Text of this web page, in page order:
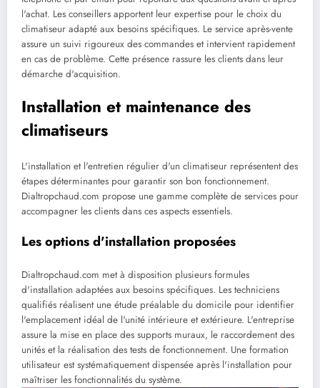
l'achat. Les conseillers apportent leur expertise pour le choix du
climatiseur adapté aux besoins spécifiques. Le service après-vente
assure un suivi rigoureux des commandes et intervient rapidement
en cas de problème. Cette présence rassure les clients dans leur
démarche d'acquisition.
Installation et maintenance des
climatiseurs
L'installation et l'entretien régulier d'un climatiseur représentent des
étapes déterminantes pour garantir son bon fonctionnement.
Dialtropchaud.com propose une gamme complète de services pour
accompagner les clients dans ces aspects essentiels.
Les options d'installation proposées
Dialtropchaud.com met à disposition plusieurs formules
d'installation adaptées aux besoins spécifiques. Les techniciens
qualifiés réalisent une étude préalable du domicile pour identifier
l'emplacement idéal de l'unité intérieure et extérieure. L'entreprise
assure la mise en place des supports muraux, le raccordement des
unités et la réalisation des tests de fonctionnement. Une formation
utilisateur est systématiquement dispensée après l'installation pour
maîtriser les fonctionnalités du système.